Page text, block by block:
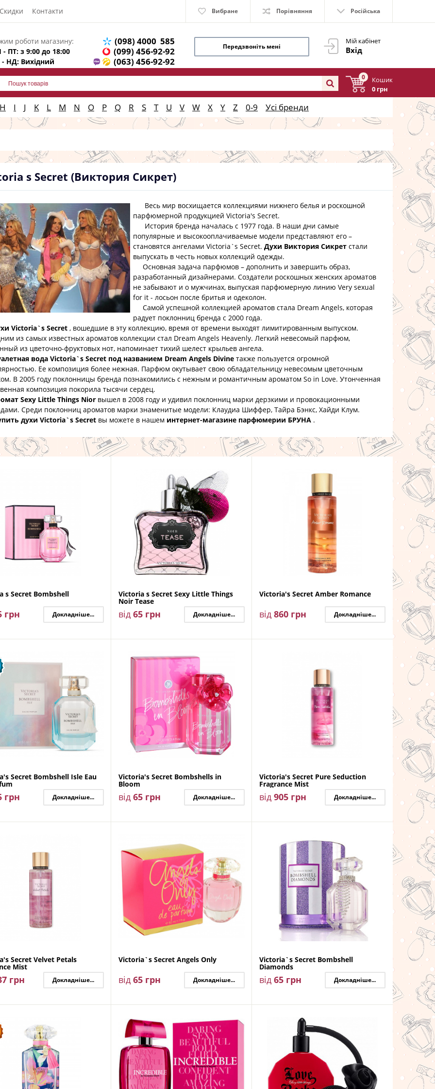
Скидки Контакти Вибране Порівняння Російська
Мій кабінет
Вхід
роботи магазину:
- ПТ: з 9:00 до 18:00
- НД: Вихідний
(098) 4000 585
(099) 456-92-92
(063) 456-92-92
Передзвоніть мені
0
Кошик
0 грн
H I J K L M N O P Q R S T U V W X Y Z 0-9 Усі бренди
s Secret (Виктория Сикрет)
Весь мир восхищается коллекциями нижнего белья и роскошной
парфюмерной продукцией Victoria's Secret.
История бренда началась с 1977 года. В наши дни самые
популярные и высокооплачиваемые модели представляют его –
становятся ангелами Victoria`s Secret. Духи Виктория Сикрет стали
выпускать в честь новых коллекций одежды.
Основная задача парфюмов – дополнить и завершить образ,
разработанный дизайнерами. Создатели роскошных женских ароматов
не забывают и о мужчинах, выпуская парфюмерную линию Very sexual
for it - лосьон после бритья и одеколон.
Самой успешной коллекцией ароматов стала Dream Angels, которая
радует поклонниц бренда с 2000 года.
Victoria`s Secret , вошедшие в эту коллекцию, время от времени выходят лимитированным выпуском.
из самых известных ароматов коллекции стал Dream Angels Heavenly. Легкий невесомый парфюм,
из цветочно-фруктовых нот, напоминает тихий шелест крыльев ангела.
вода Victoria`s Secret под названием Dream Angels Divine также пользуется огромной
Ее композиция более нежная. Парфюм окутывает свою обладательницу невесомым цветочным
В 2005 году поклонницы бренда познакомились с нежным и романтичным ароматом So in Love. Утонченная
композиция покорила тысячи сердец.
Sexy Little Things Nior вышел в 2008 году и удивил поклонниц марки дерзкими и провокационными
Среди поклонниц ароматов марки знаменитые модели: Клаудиа Шиффер, Тайра Бэнкс, Хайди Клум.
духи Victoria`s Secret вы можете в нашем интернет-магазине парфюмерии БРУНА .
s Secret Bombshell
грн Докладніше...
Victoria s Secret Sexy Little Things
Noir Tease
від 65 грн Докладніше...
Victoria's Secret Amber Romance
від 860 грн Докладніше...
Secret Bombshell Isle Eau
грн Докладніше...
Victoria's Secret Bombshells in
Bloom
від 65 грн Докладніше...
Victoria's Secret Pure Seduction
Fragrance Mist
від 905 грн Докладніше...
Secret Velvet Petals
Mist
грн Докладніше...
Victoria`s Secret Angels Only
від 65 грн Докладніше...
Victoria`s Secret Bombshell
Diamonds
від 65 грн Докладніше...